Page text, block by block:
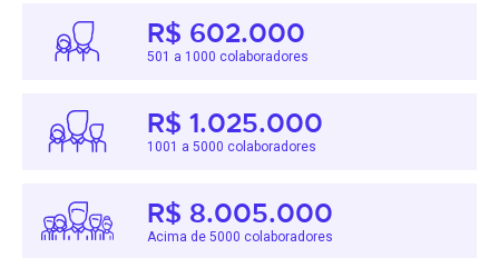
R$ 602.000
501 a 1000 colaboradores
R$ 1.025.000
1001 a 5000 colaboradores
R$ 8.005.000
Acima de 5000 colaboradores